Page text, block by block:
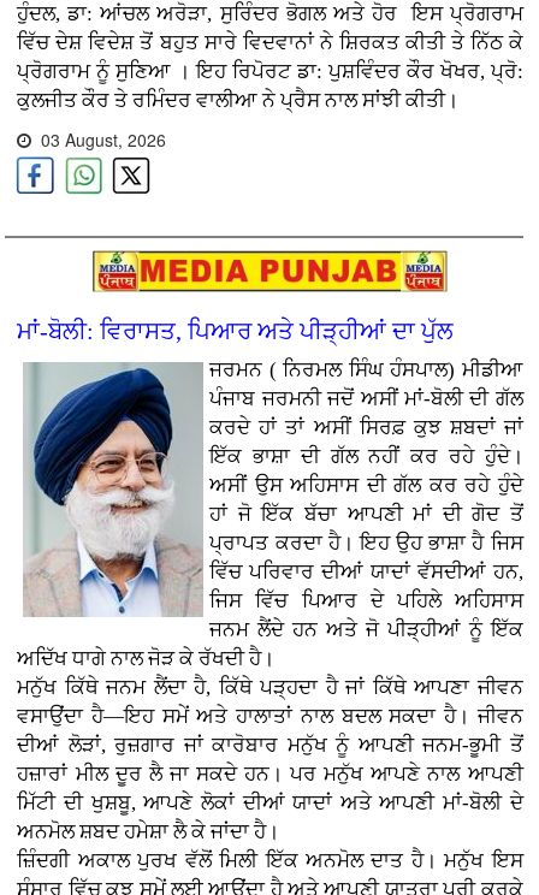
ਹੁੰਦਲ, ਡਾ: ਆਂਚਲ ਅਰੋੜਾ, ਸੁਰਿੰਦਰ ਭੋਗਲ ਅਤੇ ਹੋਰ ਇਸ ਪ੍ਰੋਗਰਾਮ
ਵਿੱਚ ਦੇਸ਼ ਵਿਦੇਸ਼ ਤੋਂ ਬਹੁਤ ਸਾਰੇ ਵਿਦਵਾਨਾਂ ਨੇ ਸ਼ਿਰਕਤ ਕੀਤੀ ਤੇ ਨਿੱਠ ਕੇ
ਪ੍ਰੋਗਰਾਮ ਨੂੰ ਸੁਣਿਆ । ਇਹ ਰਿਪੋਰਟ ਡਾ: ਪੁਸ਼ਵਿੰਦਰ ਕੌਰ ਖੋਖਰ, ਪ੍ਰੋ:
ਕੁਲਜੀਤ ਕੌਰ ਤੇ ਰਮਿੰਦਰ ਵਾਲੀਆ ਨੇ ਪ੍ਰੈਸ ਨਾਲ ਸਾਂਝੀ ਕੀਤੀ।
03 August, 2026
ਮਾਂ-ਬੋਲੀ: ਵਿਰਾਸਤ, ਪਿਆਰ ਅਤੇ ਪੀੜ੍ਹੀਆਂ ਦਾ ਪੁੱਲ
ਜਰਮਨ ( ਨਿਰਮਲ ਸਿੰਘ ਹੰਸਪਾਲ) ਮੀਡੀਆ
ਪੰਜਾਬ ਜਰਮਨੀ ਜਦੋਂ ਅਸੀਂ ਮਾਂ-ਬੋਲੀ ਦੀ ਗੱਲ
ਕਰਦੇ ਹਾਂ ਤਾਂ ਅਸੀਂ ਸਿਰਫ਼ ਕੁਝ ਸ਼ਬਦਾਂ ਜਾਂ
ਇੱਕ ਭਾਸ਼ਾ ਦੀ ਗੱਲ ਨਹੀਂ ਕਰ ਰਹੇ ਹੁੰਦੇ।
ਅਸੀਂ ਉਸ ਅਹਿਸਾਸ ਦੀ ਗੱਲ ਕਰ ਰਹੇ ਹੁੰਦੇ
ਹਾਂ ਜੋ ਇੱਕ ਬੱਚਾ ਆਪਣੀ ਮਾਂ ਦੀ ਗੋਦ ਤੋਂ
ਪ੍ਰਾਪਤ ਕਰਦਾ ਹੈ। ਇਹ ਉਹ ਭਾਸ਼ਾ ਹੈ ਜਿਸ
ਵਿੱਚ ਪਰਿਵਾਰ ਦੀਆਂ ਯਾਦਾਂ ਵੱਸਦੀਆਂ ਹਨ,
ਜਿਸ ਵਿੱਚ ਪਿਆਰ ਦੇ ਪਹਿਲੇ ਅਹਿਸਾਸ
ਜਨਮ ਲੈਂਦੇ ਹਨ ਅਤੇ ਜੋ ਪੀੜ੍ਹੀਆਂ ਨੂੰ ਇੱਕ
ਅਦਿੱਖ ਧਾਗੇ ਨਾਲ ਜੋੜ ਕੇ ਰੱਖਦੀ ਹੈ।
ਮਨੁੱਖ ਕਿੱਥੇ ਜਨਮ ਲੈਂਦਾ ਹੈ, ਕਿੱਥੇ ਪੜ੍ਹਦਾ ਹੈ ਜਾਂ ਕਿੱਥੇ ਆਪਣਾ ਜੀਵਨ
ਵਸਾਉਂਦਾ ਹੈ—ਇਹ ਸਮੇਂ ਅਤੇ ਹਾਲਾਤਾਂ ਨਾਲ ਬਦਲ ਸਕਦਾ ਹੈ। ਜੀਵਨ
ਦੀਆਂ ਲੋੜਾਂ, ਰੁਜ਼ਗਾਰ ਜਾਂ ਕਾਰੋਬਾਰ ਮਨੁੱਖ ਨੂੰ ਆਪਣੀ ਜਨਮ-ਭੂਮੀ ਤੋਂ
ਹਜ਼ਾਰਾਂ ਮੀਲ ਦੂਰ ਲੈ ਜਾ ਸਕਦੇ ਹਨ। ਪਰ ਮਨੁੱਖ ਆਪਣੇ ਨਾਲ ਆਪਣੀ
ਮਿੱਟੀ ਦੀ ਖੁਸ਼ਬੂ, ਆਪਣੇ ਲੋਕਾਂ ਦੀਆਂ ਯਾਦਾਂ ਅਤੇ ਆਪਣੀ ਮਾਂ-ਬੋਲੀ ਦੇ
ਅਨਮੋਲ ਸ਼ਬਦ ਹਮੇਸ਼ਾ ਲੈ ਕੇ ਜਾਂਦਾ ਹੈ।
ਜ਼ਿੰਦਗੀ ਅਕਾਲ ਪੁਰਖ ਵੱਲੋਂ ਮਿਲੀ ਇੱਕ ਅਨਮੋਲ ਦਾਤ ਹੈ। ਮਨੁੱਖ ਇਸ
ਸੰਸਾਰ ਵਿੱਚ ਕੁਝ ਸਮੇਂ ਲਈ ਆਉਂਦਾ ਹੈ ਅਤੇ ਆਪਣੀ ਯਾਤਰਾ ਪੂਰੀ ਕਰਕੇ